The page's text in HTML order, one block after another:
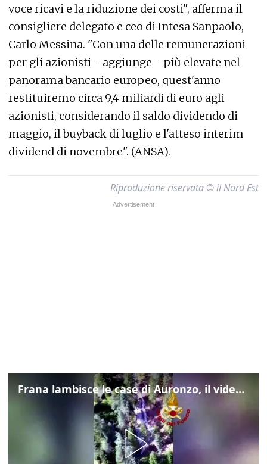
voce ricavi e la riduzione dei costi", afferma il
consigliere delegato e ceo di Intesa Sanpaolo,
Carlo Messina. "Con una delle remunerazioni
per gli azionisti - aggiunge - più elevate nel
panorama bancario europeo, quest'anno
restituiremo circa 9,4 miliardi di euro agli
azionisti, considerando il saldo dividendo di
maggio, il buyback di luglio e l'atteso interim
dividend di novembre". (ANSA).
Riproduzione riservata © il Nord Est
Frana lambisce le case di Auronzo, il video dall'elicottero dei vigili del fuoco